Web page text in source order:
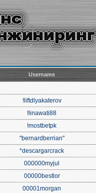
Username
!liftdlyakaterov
!linawati88
!mostbetpk
"bernardberrian"
*descargarcrack
000000myjul
00000bestlor
00001morgan